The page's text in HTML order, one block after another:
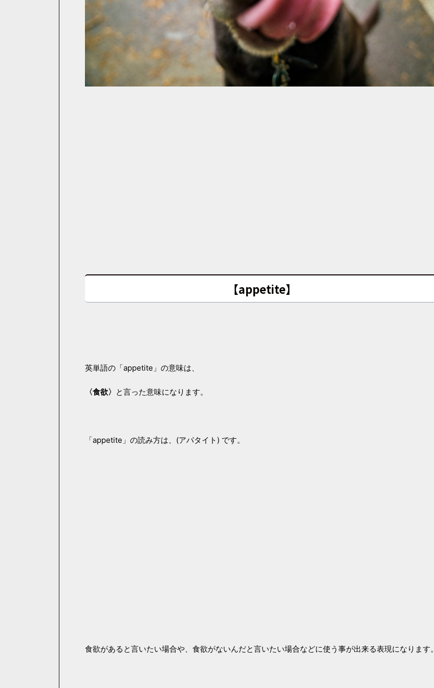
【appetite】
英単語の「appetite」の意味は、
〈食欲〉 と言った意味になります。
「appetite」の読み方は、(アパタイト) です。
食欲があると言いたい場合や、食欲がないんだと言いたい場合などに使う事が出来る表現になります。